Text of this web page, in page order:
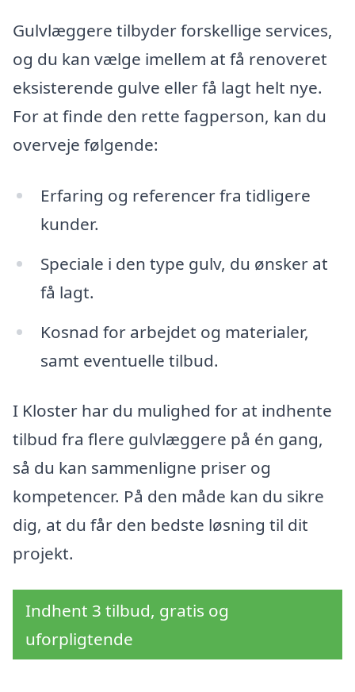
Gulvlæggere tilbyder forskellige services,
og du kan vælge imellem at få renoveret
eksisterende gulve eller få lagt helt nye.
For at finde den rette fagperson, kan du
overveje følgende:
Erfaring og referencer fra tidligere
kunder.
Speciale i den type gulv, du ønsker at
få lagt.
Kosnad for arbejdet og materialer,
samt eventuelle tilbud.
I Kloster har du mulighed for at indhente
tilbud fra flere gulvlæggere på én gang,
så du kan sammenligne priser og
kompetencer. På den måde kan du sikre
dig, at du får den bedste løsning til dit
projekt.
Indhent 3 tilbud, gratis og
uforpligtende